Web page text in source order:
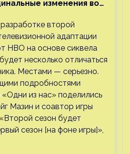
изменения во
второй
адаптации
HBO на основе сиквела
несколько отличаться
Местами — серьезно.
подробностями
из нас» поделились
Мазин и соавтор игры
сезон будет
сезон [на фоне игры]»,